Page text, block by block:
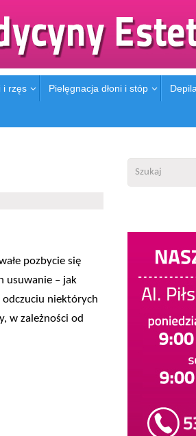
i rzęs Pielęgnacja dłoni i stóp
pozbycie się
usuwanie – jak
odczuciu niektórych
w zależności od